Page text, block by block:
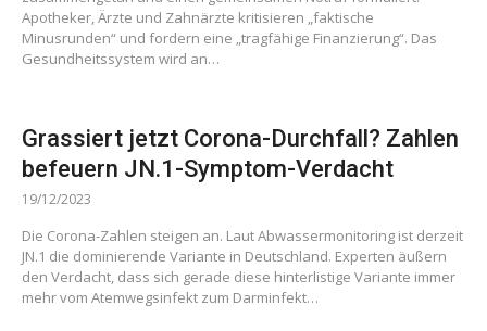
Apotheker, Ärzte und Zahnärzte kritisieren „faktische
Minusrunden“ und fordern eine „tragfähige Finanzierung“. Das
Gesundheitssystem wird an…
Grassiert jetzt Corona-Durchfall? Zahlen
befeuern JN.1-Symptom-Verdacht
19/12/2023
Die Corona-Zahlen steigen an. Laut Abwassermonitoring ist derzeit
JN.1 die dominierende Variante in Deutschland. Experten äußern
den Verdacht, dass sich gerade diese hinterlistige Variante immer
mehr vom Atemwegsinfekt zum Darminfekt…